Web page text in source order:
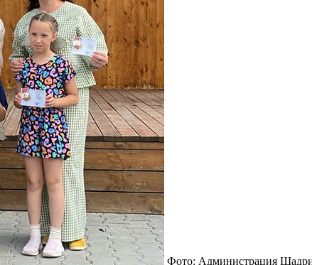
Фото: Администрация